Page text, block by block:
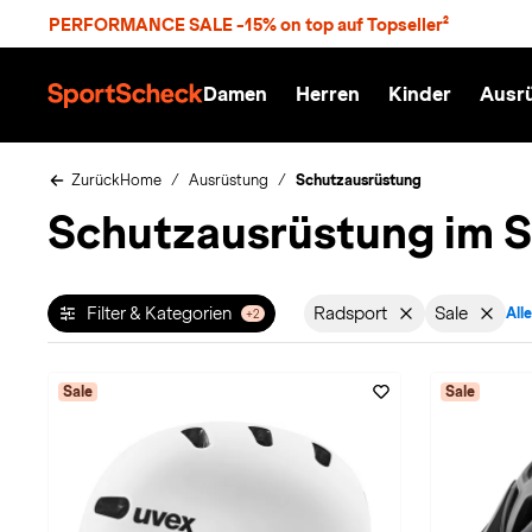
PERFORMANCE SALE -15% on top auf Topseller²
S
c
c
k
Damen Herren Kinder
ZurückHome Ausrüstung Schutzausrüstung
Schutzausrüstung im
Filter & Kategorien +2 RadsportFilter aktiv für
SaleFilter
Sale Sale